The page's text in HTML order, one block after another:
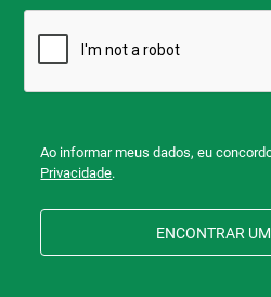
Ao informar meus dados, eu
Privacidade.
ENCONTRAR